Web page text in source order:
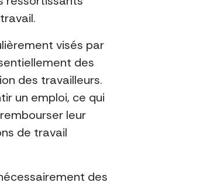
visés par
des
des travailleurs.
un emploi, ce qui
leur
de travail
des